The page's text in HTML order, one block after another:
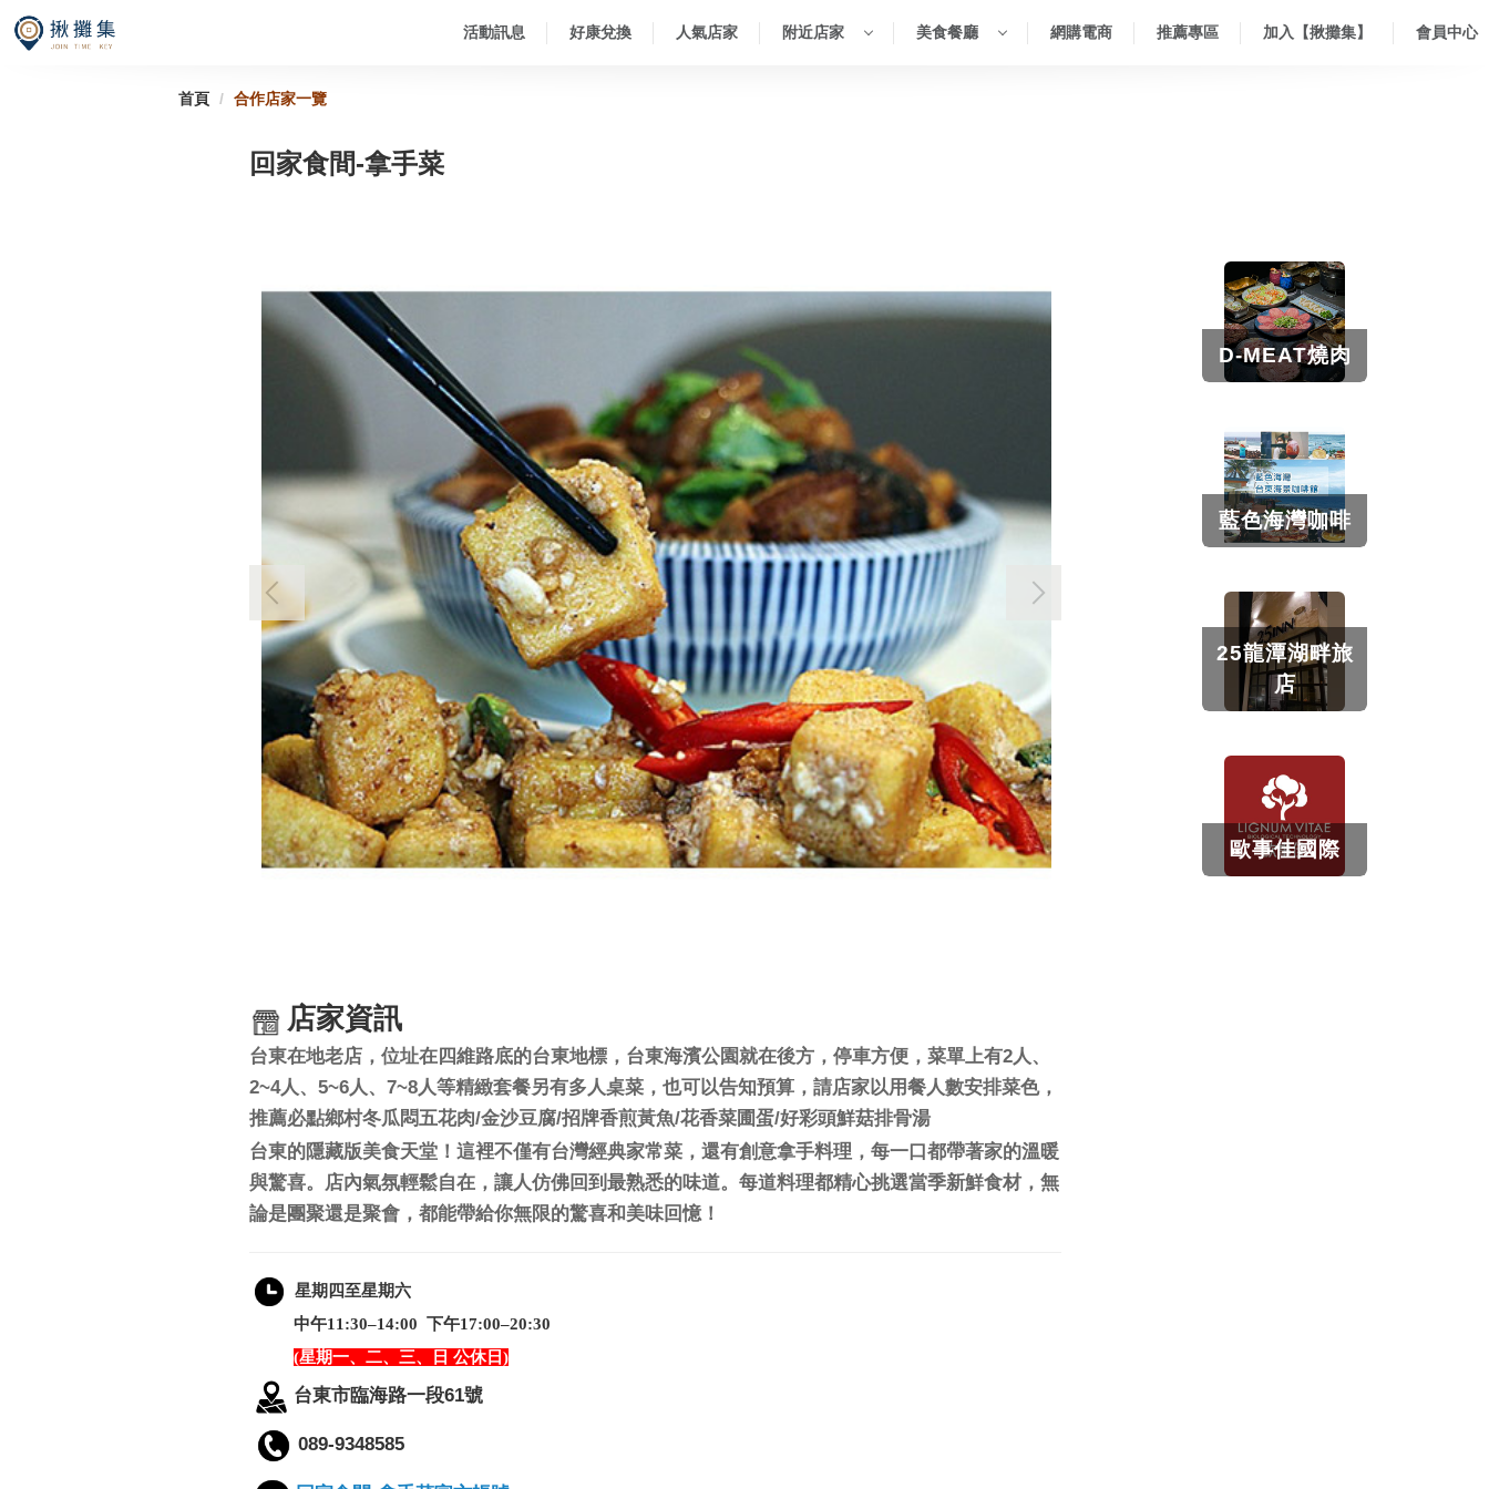
跳
到
活動訊息 好康兌換 人氣店家 附近店家 美食餐廳 網購電商 推薦專區 加入【揪攤集】 會員中心
首頁 合作店家一覽
回家食間-拿手菜
店家資訊
台東在地老店，位址在四維路底的台東地標，台東海濱公園就在後方，停車方便，菜單上有2人、
2~4人、5~6人、7~8人等精緻套餐另有多人桌菜，也可以告知預算，請店家以用餐人數安排菜色，
推薦必點鄉村冬瓜悶五花肉/金沙豆腐/招牌香煎黃魚/花香菜圃蛋/好彩頭鮮菇排骨湯
台東的隱藏版美食天堂！這裡不僅有台灣經典家常菜，還有創意拿手料理，每一口都帶著家的溫暖
與驚喜。店內氣氛輕鬆自在，讓人仿佛回到最熟悉的味道。每道料理都精心挑選當季新鮮食材，無
論是團聚還是聚會，都能帶給你無限的驚喜和美味回憶！
星期四至星期六
中午11:30–14:00 下午17:00–20:30
(星期一、二、三、日 公休日)
台東市臨海路一段61號
089-9348585
D-MEAT燒肉
藍色海灣咖啡
25龍潭湖畔旅
店
歐事佳國際